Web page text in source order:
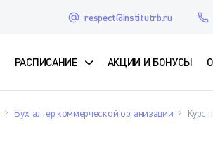
respect@institutrb.ru
РАСПИСАНИЕ АКЦИИ И БОНУСЫ
Бухгалтер коммерческой организации
Курс